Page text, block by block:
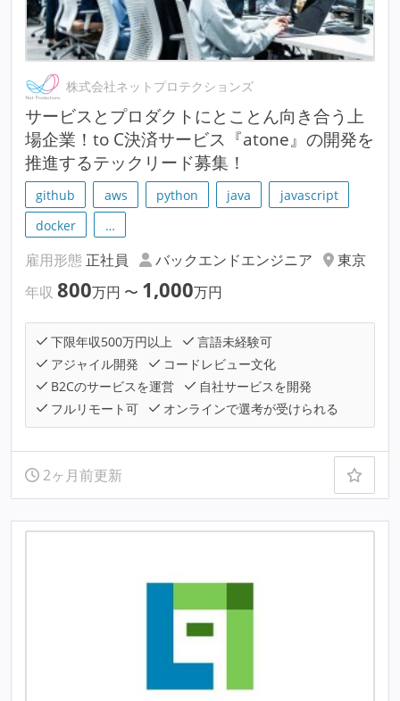
株式会社ネットプロテクションズ
サービスとプロダクトにとことん向き合う上
場企業！to C決済サービス『atone』の開発を
推進するテックリード募集！
github aws python java
javascript
docker
…
雇用形態 正社員 バックエンドエンジニア
東京
年収 800万円 〜 1,000万円
下限年収500万円以上
言語未経験可
アジャイル開発
コードレビュー文化
B2Cのサービスを運営
自社サービスを開発
フルリモート可
オンラインで選考が受けられる
2ヶ月前更新